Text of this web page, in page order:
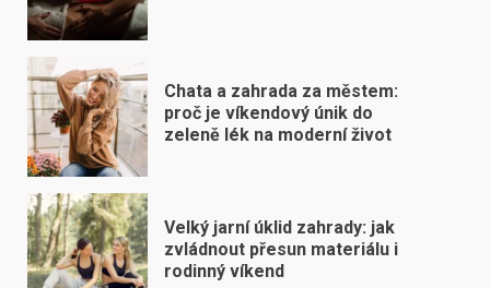
Chata a zahrada za městem:
proč je víkendový únik do
zeleně lék na moderní život
Velký jarní úklid zahrady: jak
zvládnout přesun materiálu i
rodinný víkend